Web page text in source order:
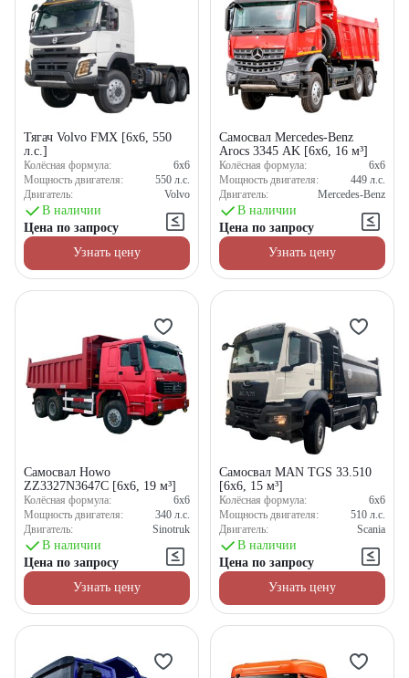
Тягач Volvo FMX [6x6, 550
л.с.]
Колёсная формула:
6x6
Мощность двигателя:
550 л.с.
Двигатель:
Volvo
В наличии
Цена по запросу
Узнать цену
Самосвал Mercedes-Benz
Arocs 3345 AK [6x6, 16 м³]
Колёсная формула:
6x6
Мощность двигателя:
449 л.с.
Двигатель:
Mercedes-Benz
В наличии
Цена по запросу
Узнать цену
Самосвал Howo
ZZ3327N3647C [6x6, 19 м³]
Колёсная формула:
6x6
Мощность двигателя:
340 л.с.
Двигатель:
Sinotruk
В наличии
Цена по запросу
Узнать цену
Самосвал MAN TGS 33.510
[6x6, 15 м³]
Колёсная формула:
6x6
Мощность двигателя:
510 л.с.
Двигатель:
Scania
В наличии
Цена по запросу
Узнать цену